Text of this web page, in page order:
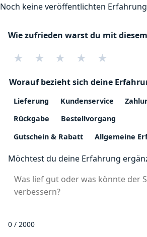
Noch keine veröffentlichten
Wie zufrieden warst du mit
★ ★ ★ ★ ★
Worauf bezieht sich deine
Lieferung Kundenservice
Rückgabe
Bestellvorgang
Gutschein & Rabatt
Allgemeine
Möchtest du deine Erfahrung
0 / 2000